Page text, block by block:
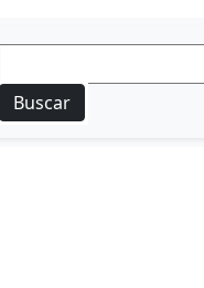
Buscar